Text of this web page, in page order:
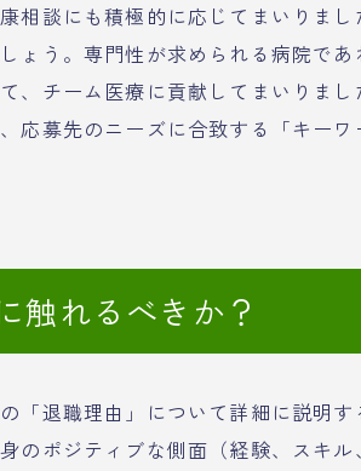
相談にも積極的に応じてまいりま
ょう。専門性が求められる病院で
、チーム医療に貢献してまいりま
応募先のニーズに合致する「キー
触れるべきか？
「退職理由」について詳細に説明す
のポジティブな側面（経験、スキ